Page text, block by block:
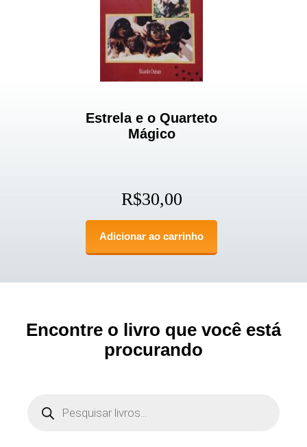
Estrela e o Quarteto
Mágico
R$30,00
Adicionar ao carrinho
Encontre o livro que você está
procurando